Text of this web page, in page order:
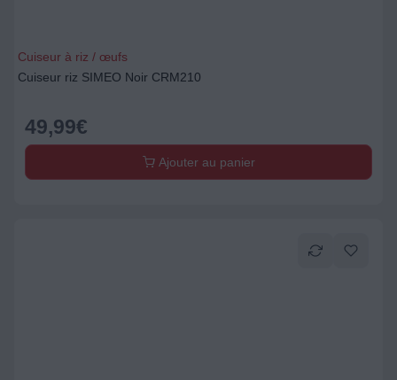
Cuiseur à riz / œufs
Cuiseur riz SIMEO Noir CRM210
49,99€
Ajouter au panier